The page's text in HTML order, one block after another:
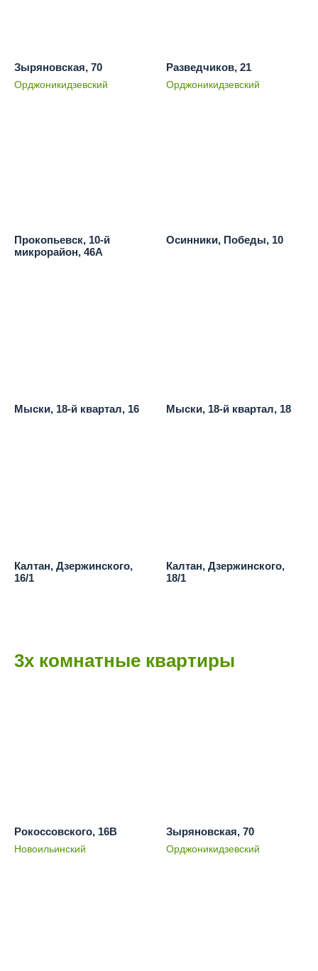
Зыряновская, 70
Орджоникидзевский
Разведчиков, 21
Орджоникидзевский
Прокопьевск, 10-й
микрорайон, 46А
Осинники, Победы, 10
Мыски, 18-й квартал, 16 Мыски, 18-й квартал, 18
Калтан, Дзержинского,
16/1
Калтан, Дзержинского,
18/1
3х комнатные квартиры
Рокоссовского, 16В
Новоильинский
Зыряновская, 70
Орджоникидзевский